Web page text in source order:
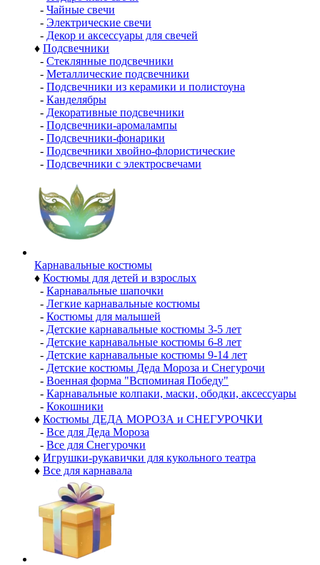
- Чайные свечи
- Электрические свечи
- Декор и аксессуары для свечей
♦ Подсвечники
- Стеклянные подсвечники
- Металлические подсвечники
- Подсвечники из керамики и полистоуна
- Канделябры
- Декоративные подсвечники
- Подсвечники-аромалампы
- Подсвечники-фонарики
- Подсвечники хвойно-флористические
- Подсвечники с электросвечами
Карнавальные костюмы
♦ Костюмы для детей и взрослых
- Карнавальные шапочки
- Легкие карнавальные костюмы
- Костюмы для малышей
- Детские карнавальные костюмы 3-5 лет
- Детские карнавальные костюмы 6-8 лет
- Детские карнавальные костюмы 9-14 лет
- Детские костюмы Деда Мороза и Снегурочи
- Военная форма "Вспоминая Победу"
- Карнавальные колпаки, маски, ободки, аксессуары
- Кокошники
♦ Костюмы ДЕДА МОРОЗА и СНЕГУРОЧКИ
- Все для Деда Мороза
- Все для Снегурочки
♦ Игрушки-рукавички для кукольного театра
♦ Все для карнавала